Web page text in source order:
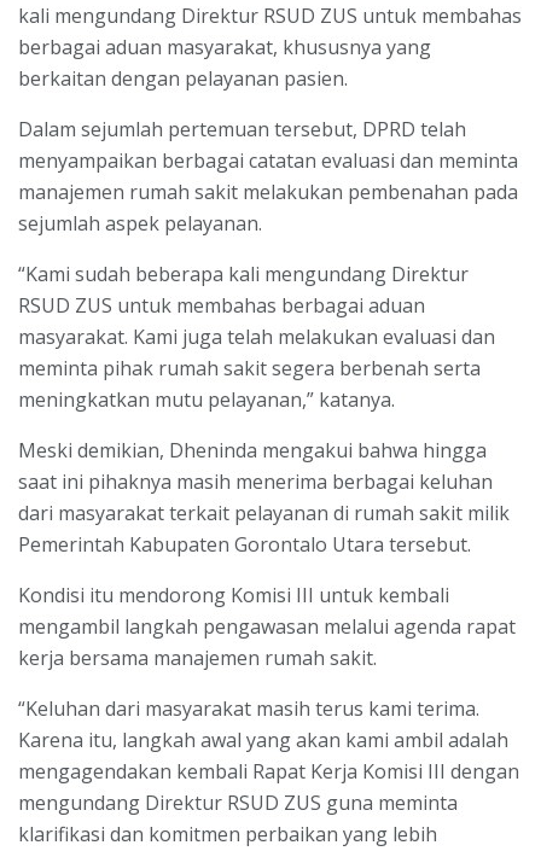
kali mengundang Direktur RSUD ZUS untuk membahas
berbagai aduan masyarakat, khususnya yang
berkaitan dengan pelayanan pasien.
Dalam sejumlah pertemuan tersebut, DPRD telah
menyampaikan berbagai catatan evaluasi dan meminta
manajemen rumah sakit melakukan pembenahan pada
sejumlah aspek pelayanan.
“Kami sudah beberapa kali mengundang Direktur
RSUD ZUS untuk membahas berbagai aduan
masyarakat. Kami juga telah melakukan evaluasi dan
meminta pihak rumah sakit segera berbenah serta
meningkatkan mutu pelayanan,” katanya.
Meski demikian, Dheninda mengakui bahwa hingga
saat ini pihaknya masih menerima berbagai keluhan
dari masyarakat terkait pelayanan di rumah sakit milik
Pemerintah Kabupaten Gorontalo Utara tersebut.
Kondisi itu mendorong Komisi III untuk kembali
mengambil langkah pengawasan melalui agenda rapat
kerja bersama manajemen rumah sakit.
“Keluhan dari masyarakat masih terus kami terima.
Karena itu, langkah awal yang akan kami ambil adalah
mengagendakan kembali Rapat Kerja Komisi III dengan
mengundang Direktur RSUD ZUS guna meminta
klarifikasi dan komitmen perbaikan yang lebih